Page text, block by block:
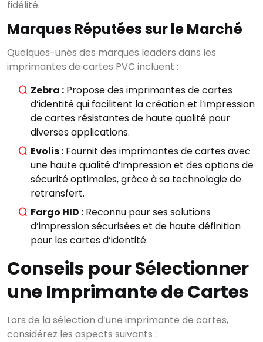
fidélité.
Marques Réputées sur le Marché
Quelques-unes des marques leaders dans les
imprimantes de cartes PVC incluent :
Zebra : Propose des imprimantes de cartes
d’identité qui facilitent la création et l’impression
de cartes résistantes de haute qualité pour
diverses applications.
Evolis : Fournit des imprimantes de cartes avec
une haute qualité d’impression et des options de
sécurité optimales, grâce à sa technologie de
retransfert.
Fargo HID : Reconnu pour ses solutions
d’impression sécurisées et de haute définition
pour les cartes d’identité.
Conseils pour Sélectionner
une Imprimante de Cartes
Lors de la sélection d’une imprimante de cartes,
considérez les aspects suivants :